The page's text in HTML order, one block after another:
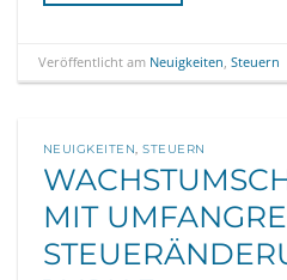
Veröffentlicht am Neuigkeiten Steuern
NEUIGKEITEN ,STEUERN
MIT